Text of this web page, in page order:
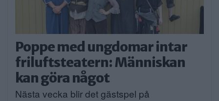
Poppe med ungdomar intar
friluftsteatern: Människan
kan göra något
Nästa vecka blir det gästspel på